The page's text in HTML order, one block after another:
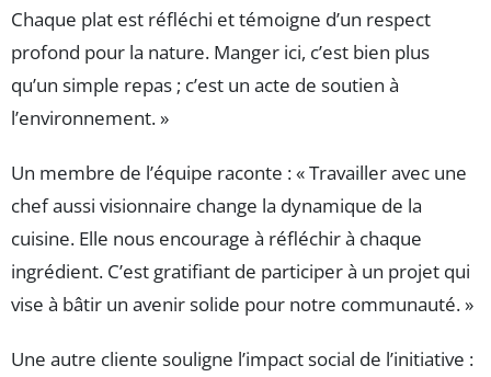
Chaque plat est réfléchi et témoigne d’un respect
profond pour la nature. Manger ici, c’est bien plus
qu’un simple repas ; c’est un acte de soutien à
l’environnement. »
Un membre de l’équipe raconte : « Travailler avec une
chef aussi visionnaire change la dynamique de la
cuisine. Elle nous encourage à réfléchir à chaque
ingrédient. C’est gratifiant de participer à un projet qui
vise à bâtir un avenir solide pour notre communauté. »
Une autre cliente souligne l’impact social de l’initiative :